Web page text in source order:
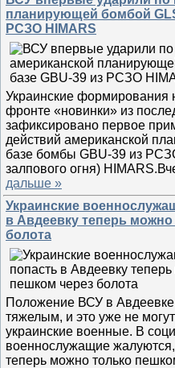
планирующей бомбой
РСЗО HIMARS
Украинские формирования
фронте «новинки» из
зафиксировано первое
действий американской
базе бомбы GBU-39 из
залпового огня)
дальше »
Украинские
в Авдеевку теперь
болота
Положение ВСУ в Авдеевке
тяжелым, и это уже не
украинские военные. В
военнослужащие
теперь можно только